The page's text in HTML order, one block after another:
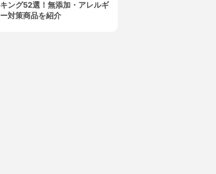
キング52選！無添加・アレルギ
ー対策商品を紹介